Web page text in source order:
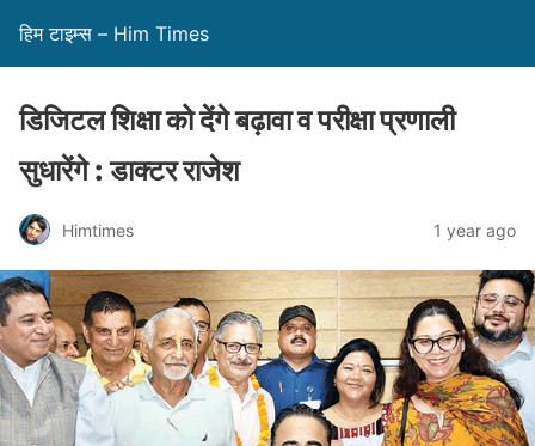
हिम टाइम्स – Him Times
डिजिटल शिक्षा को देंगे बढ़ावा व परीक्षा प्रणाली
सुधारेंगे : डाक्टर राजेश
Himtimes 1 year ago